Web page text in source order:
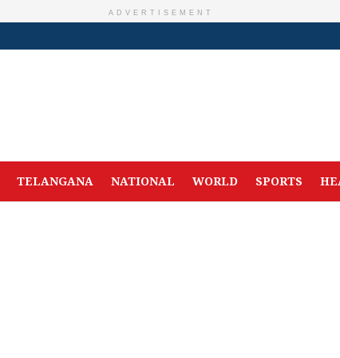
ADVERTISEMENT
TELANGANA NATIONAL WORLD SPORTS